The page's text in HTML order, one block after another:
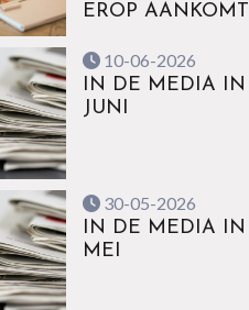
EROP AANKOMT
10-06-2026
IN DE MEDIA IN
JUNI
30-05-2026
IN DE MEDIA IN
MEI